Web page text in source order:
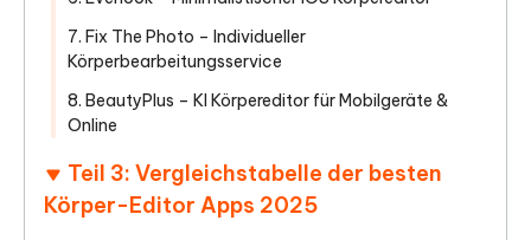
7. Fix The Photo – Individueller
Körperbearbeitungsservice
8. BeautyPlus – KI Körpereditor für Mobilgeräte &
Online
Teil 3: Vergleichstabelle der besten
Körper-Editor Apps 2025